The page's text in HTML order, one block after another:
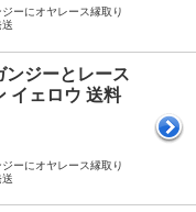
ーにオヤレース縁取り
ンジーとレース
イェロウ 送料
ーにオヤレース縁取り